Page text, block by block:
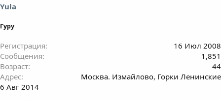
Yula
Гуру
Регистрация
16 Июл 2008
Сообщения
1,851
Возраст
44
Адрес
Москва. Измайлово, Горки Ленинские
6 Авг 2014